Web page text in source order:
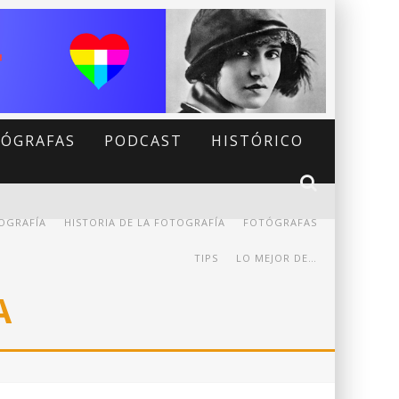
PODCAST HISTÓRICO
FOTÓGRAFAS
HISTORIA DE LA FOTOGRAFÍA
LO MEJOR DE…
TIPS